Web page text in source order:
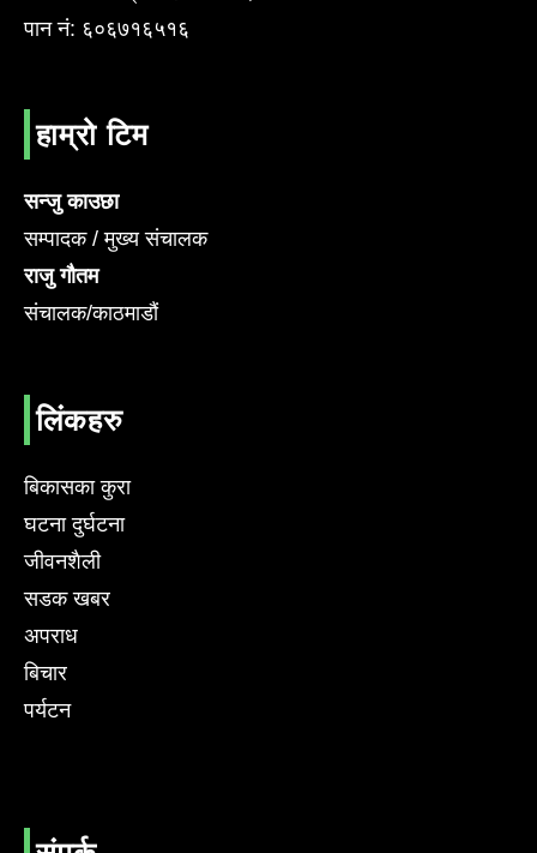
पान नं: ६०६७१६५१६
हाम्रो टिम
सन्जु काउछा
सम्पादक / मुख्य संचालक
राजु गौतम
संचालक/काठमाडौं
लिंकहरु
बिकासका कुरा
घटना दुर्घटना
जीवनशैली
सडक खबर
अपराध
बिचार
पर्यटन